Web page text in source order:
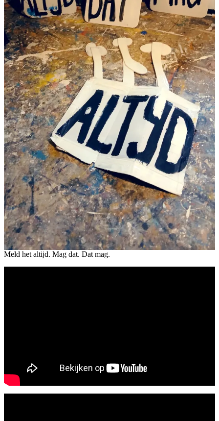
Meld het altijd. Mag dat. Dat mag.